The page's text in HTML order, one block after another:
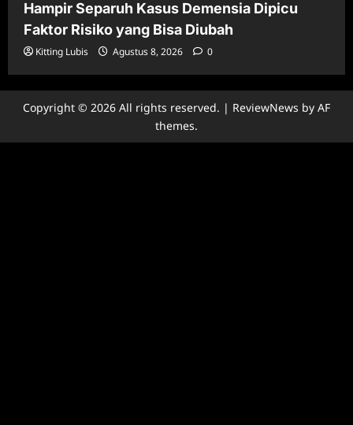
Hampir Separuh Kasus Demensia Dipicu
Faktor Risiko yang Bisa Diubah
Kitting Lubis Agustus 8, 2026 0
Copyright © 2026 All rights reserved. | ReviewNews by AF
themes.